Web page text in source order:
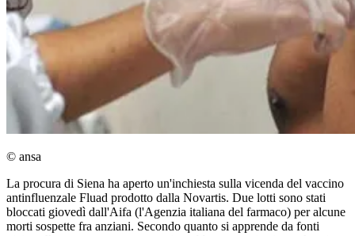
© ansa
La procura di Siena ha aperto un'inchiesta sulla vicenda del vaccino
antinfluenzale Fluad prodotto dalla Novartis. Due lotti sono stati
bloccati giovedì dall'Aifa (l'Agenzia italiana del farmaco) per alcune
morti sospette fra anziani. Secondo quanto si apprende da fonti